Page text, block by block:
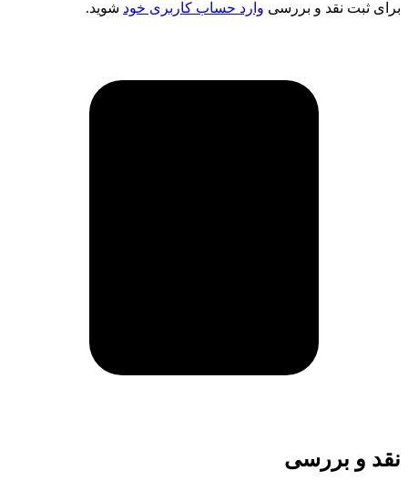
برای ثبت نقد و بررسی وارد حساب کاربری خود شوید.
نقد و بررسی